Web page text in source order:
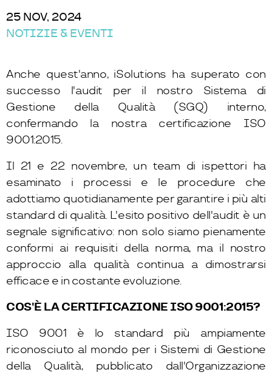
25 NOV, 2024
NOTIZIE & EVENTI
Anche quest'anno, iSolutions ha superato con
successo l'audit per il nostro Sistema di
Gestione della Qualità (SGQ) interno,
confermando la nostra certificazione ISO
9001:2015.
Il 21 e 22 novembre, un team di ispettori ha
esaminato i processi e le procedure che
adottiamo quotidianamente per garantire i più alti
standard di qualità. L'esito positivo dell'audit è un
segnale significativo: non solo siamo pienamente
conformi ai requisiti della norma, ma il nostro
approccio alla qualità continua a dimostrarsi
efficace e in costante evoluzione.
COS'È LA CERTIFICAZIONE ISO 9001:2015?
ISO 9001 è lo standard più ampiamente
riconosciuto al mondo per i Sistemi di Gestione
della Qualità, pubblicato dall'Organizzazione